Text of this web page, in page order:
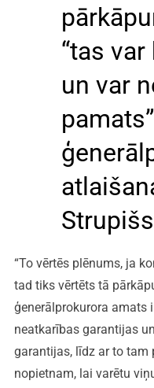
“tas
un var
pamats”
“To vērtēs plēnums, ja
tad tiks vērtēts tā
ģenerālprokurora amats
neatkarības garantijas
garantijas, līdz ar to
nopietnam, lai varētu